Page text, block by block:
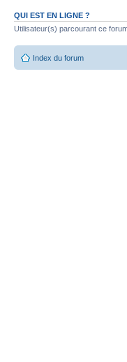
QUI EST EN LIGNE ?
Utilisateur(s) parcourant ce
Index du forum